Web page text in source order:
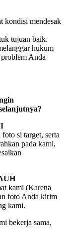
kondisi mendesak
tujuan baik.
hukum
Anda
si target, serta
pada kami,
kami (Karena
foto Anda kirim
kami.
bekerja sama,